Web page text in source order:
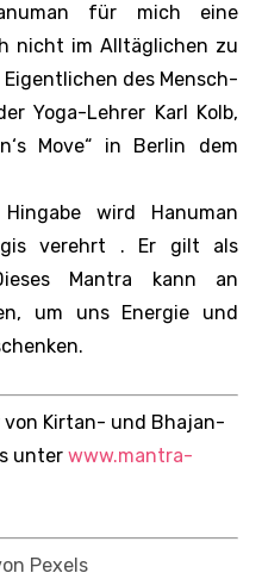
für mich eine
nicht im Alltäglichen zu
des Mensch-
Yoga-Lehrer Karl Kolb,
Move“ in Berlin dem
wird Hanuman
verehrt . Er gilt als
Mantra kann an
um uns Energie und
Kirtan- und Bhajan-
unter www.mantra-
Pexels